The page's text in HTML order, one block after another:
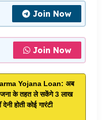
Join Now
Join Now
Yojana Loan: अब
के तहत ले सकेंगे 3 लाख
होती कोई गारंटी